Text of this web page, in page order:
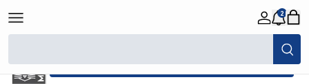
2
/ M-Pets Polaris İnteraktif Kedi Oyuncağı Mavi
★ Atakan Petshop, M-Pets yetkili satıcısıdır.